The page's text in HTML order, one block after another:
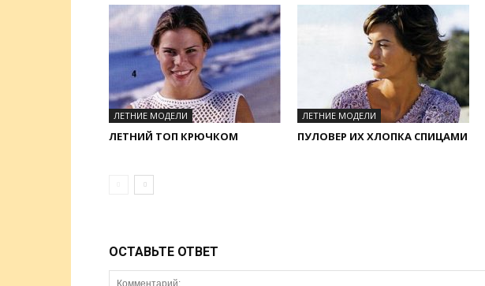
ЛЕТНИЕ МОДЕЛИ
ЛЕТНИЙ ТОП КРЮЧКОМ
ЛЕТНИЕ МОДЕЛИ
ПУЛОВЕР ИХ ХЛОПКА СПИЦАМИ
ОСТАВЬТЕ ОТВЕТ